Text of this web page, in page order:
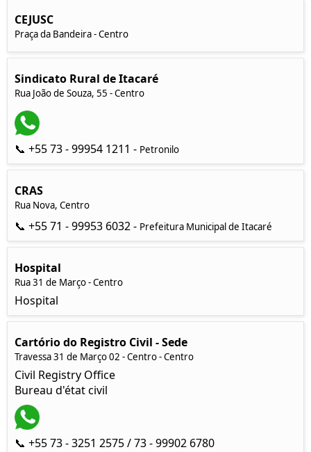
CEJUSC
Praça da Bandeira - Centro
Sindicato Rural de Itacaré
Rua João de Souza, 55 - Centro
📞 +55 73 - 99954 1211 - Petronilo
CRAS
Rua Nova, Centro
📞 +55 71 - 99953 6032 - Prefeitura Municipal de Itacaré
Hospital
Rua 31 de Março - Centro
Hospital
Cartório do Registro Civil - Sede
Travessa 31 de Março 02 - Centro - Centro
Civil Registry Office
Bureau d'état civil
📞 +55 73 - 3251 2575 / 73 - 99902 6780